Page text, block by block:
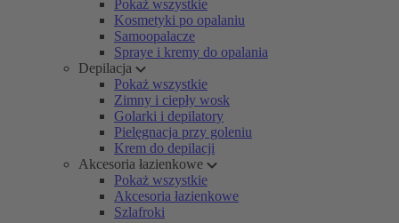
Pokaż wszystkie
Kosmetyki po opalaniu
Samoopalacze
Spraye i kremy do opalania
Depilacja
Pokaż wszystkie
Zimny i ciepły wosk
Golarki i depilatory
Pielęgnacja przy goleniu
Krem do depilacji
Akcesoria łazienkowe
Pokaż wszystkie
Akcesoria łazienkowe
Szlafroki